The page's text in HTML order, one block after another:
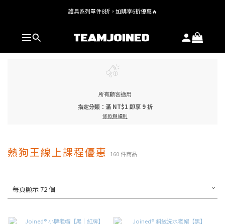
全館 $1,380 即享免運
護具系列單件8折，加購享6折優惠🔥
全館 $1,380 即享免運
所有顧客適用
指定分類：滿 NT$1 即享 9 折
條款與細則
熱狗王線上課程優惠 160 件商品
每頁顯示 72 個